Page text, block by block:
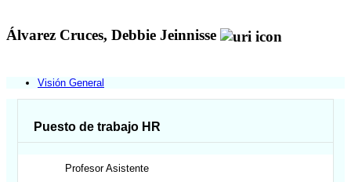
Álvarez Cruces, Debbie Jeinnisse
Visión General
Puesto de trabajo HR
Profesor Asistente